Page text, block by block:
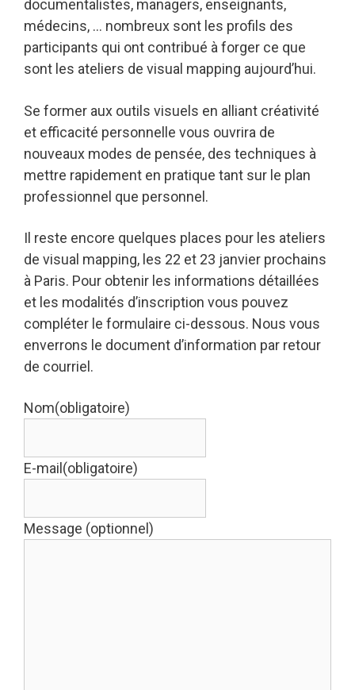
documentalistes, managers, enseignants,
médecins, … nombreux sont les profils des
participants qui ont contribué à forger ce que
sont les ateliers de visual mapping aujourd’hui.
Se former aux outils visuels en alliant créativité
et efficacité personnelle vous ouvrira de
nouveaux modes de pensée, des techniques à
mettre rapidement en pratique tant sur le plan
professionnel que personnel.
Il reste encore quelques places pour les ateliers
de visual mapping, les 22 et 23 janvier prochains
à Paris. Pour obtenir les informations détaillées
et les modalités d’inscription vous pouvez
compléter le formulaire ci-dessous. Nous vous
enverrons le document d’information par retour
de courriel.
Nom(obligatoire)
E-mail (obligatoire)
Message (optionnel)